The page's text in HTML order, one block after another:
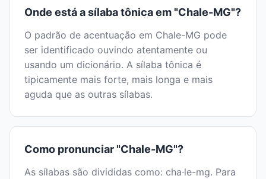
Onde está a sílaba tônica em "Chale-MG"?
O padrão de acentuação em Chale-MG pode
ser identificado ouvindo atentamente ou
usando um dicionário. A sílaba tônica é
tipicamente mais forte, mais longa e mais
aguda que as outras sílabas.
Como pronunciar "Chale-MG"?
As sílabas são divididas como: cha·le-mg. Para